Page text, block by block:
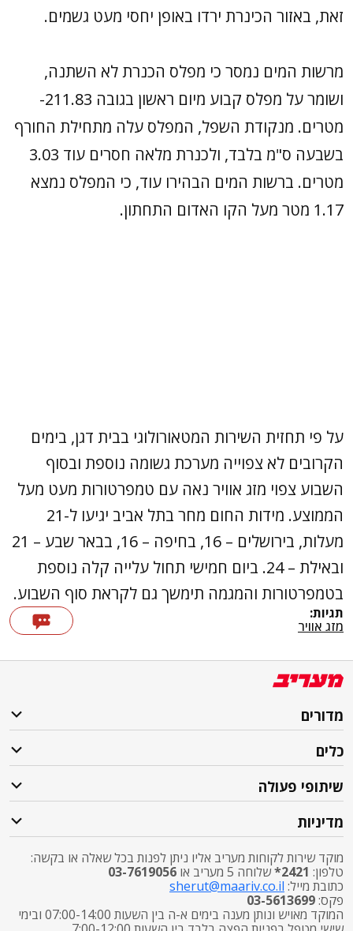
זאת, באזור הכינרת ירדו באופן יחסי מעט גשמים.
מרשות המים נמסר כי מפלס הכנרת לא השתנה,
ושומר על מפלס קבוע מיום ראשון בגובה 211.83-
מטרים. מנקודת השפל, המפלס עלה מתחילת החורף
בשבעה ס"מ בלבד, ולכנרת מלאה חסרים עוד 3.03
מטרים. ברשות המים הבהירו עוד, כי המפלס נמצא
1.17 מטר מעל הקו האדום התחתון.
על פי תחזית השירות המטאורולוגי בבית דגן, בימים
הקרובים לא צפוייה מערכת גשומה נוספת ובסוף
השבוע צפוי מזג אוויר נאה עם טמפרטורות מעט מעל
הממוצע. מידות החום מחר בתל אביב יגיעו ל-21
מעלות, בירושלים – 16, בחיפה – 16, בבאר שבע – 21
ובאילת – 24. ביום חמישי תחול עלייה קלה נוספת
בטמפרטורות והמגמה תימשך גם לקראת סוף השבוע.
תגיות:
מזג אוויר
מדורים
כלים
שיתופי פעולה
מדיניות
מוקד שירות לקוחות מעריב אליו ניתן לפנות בכל שאלה או בקשה:
טלפון: 2421* שלוחה 5 מעריב או
03-7619056
כתובת מייל: sherut@maariv.co.il
פקס:03-5613699
המוקד מאויש ונותן מענה בימים א-ה בין השעות 07:00-14:00 ובימי